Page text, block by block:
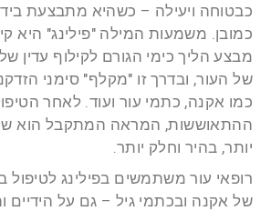
כבטוחה ויעילה – כשהיא מתבצעת
כמובן. משמעות המילה "פילינג" היא
מבצע הליך כימי הגורם לקילוף עדין
של העור, ובדרך זו "מקלף" סימני
כמו אקנה, כתמי עור ועוד. לאחר
ההתאוששות, המראה המתקבל הוא של
יותר, בהיר וחלק יותר.
רופאי עור משתמשים בפילינג לטיפול
של אקנה ובכתמי גיל – גם על הידיים